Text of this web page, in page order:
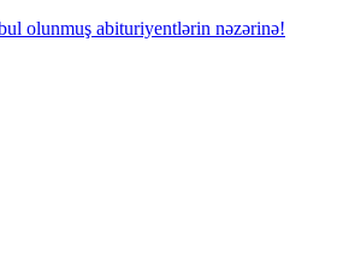
olunmuş abituriyentlərin nəzərinə!